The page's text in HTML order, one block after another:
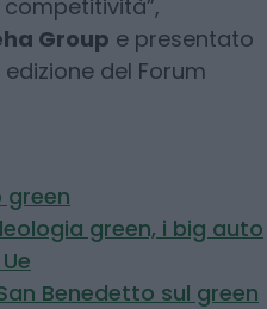
Group e presentato
del Forum
green
green, i big auto
Benedetto sul green